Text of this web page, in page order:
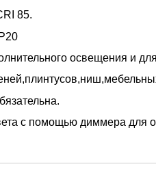
85.
освещения и
c помощью диммера для